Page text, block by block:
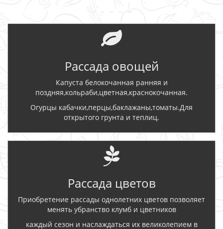
Рассада овощей
Капуста белокочанная ранняя и
поздняя,кольраби,цветная,краснокочанная.
Огурцы кабачки,перцы,баклажаны,томаты.Для
открытого грунта и теплиц.
Рассада цветов
Приобретение рассады однолетних цветов позволяет
менять убранство клумб и цветников
каждый сезон и наслаждаться их великолепием в